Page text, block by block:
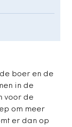
boer en de
in de
voor de
om meer
er dan op